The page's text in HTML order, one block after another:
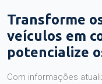
Transforme
veículos em
potencialize
Com informações